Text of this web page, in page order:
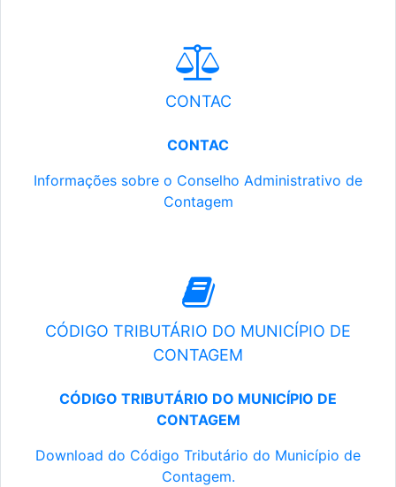
CONTAC
CONTAC
Informações sobre o Conselho Administrativo de
Contagem
CÓDIGO TRIBUTÁRIO DO MUNICÍPIO DE
CONTAGEM
CÓDIGO TRIBUTÁRIO DO MUNICÍPIO DE
CONTAGEM
Download do Código Tributário do Município de
Contagem.